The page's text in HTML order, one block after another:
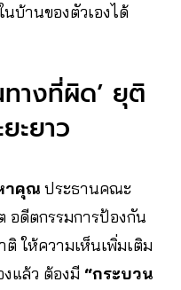
นบ้านของตัวเองได้
ทางที่ผิด’ ยุติ
ะยาว
าคุณ ประธานคณะ
อดีตกรรมการป้องกัน
ให้ความเห็นเพิ่มเติม
แล้ว ต้องมี “กระบวน